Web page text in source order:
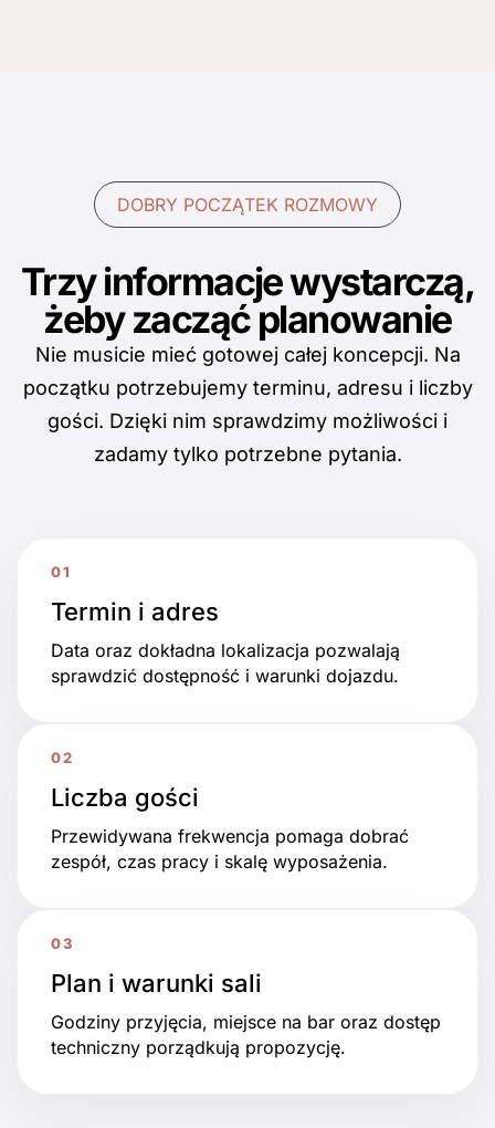
DOBRY POCZĄTEK ROZMOWY
Trzy informacje wystarczą,
żeby zacząć planowanie
Nie musicie mieć gotowej całej koncepcji. Na
początku potrzebujemy terminu, adresu i liczby
gości. Dzięki nim sprawdzimy możliwości i
zadamy tylko potrzebne pytania.
Termin i adres
Data oraz dokładna lokalizacja pozwalają
sprawdzić dostępność i warunki dojazdu.
Liczba gości
Przewidywana frekwencja pomaga dobrać
zespół, czas pracy i skalę wyposażenia.
Plan i warunki sali
Godziny przyjęcia, miejsce na bar oraz dostęp
techniczny porządkują propozycję.